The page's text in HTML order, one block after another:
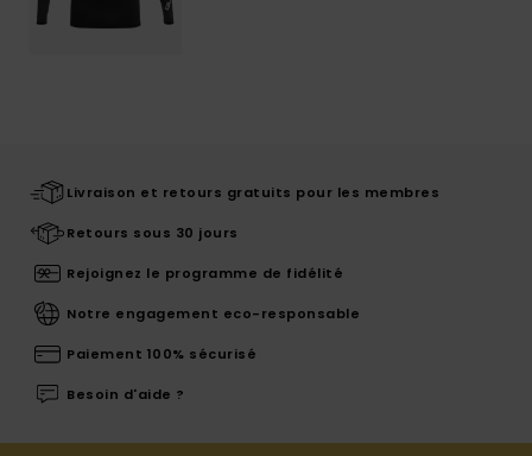
Livraison et retours gratuits pour les membres
Retours sous 30 jours
Rejoignez le programme de fidélité
Notre engagement eco-responsable
Paiement 100% sécurisé
Besoin d'aide ?